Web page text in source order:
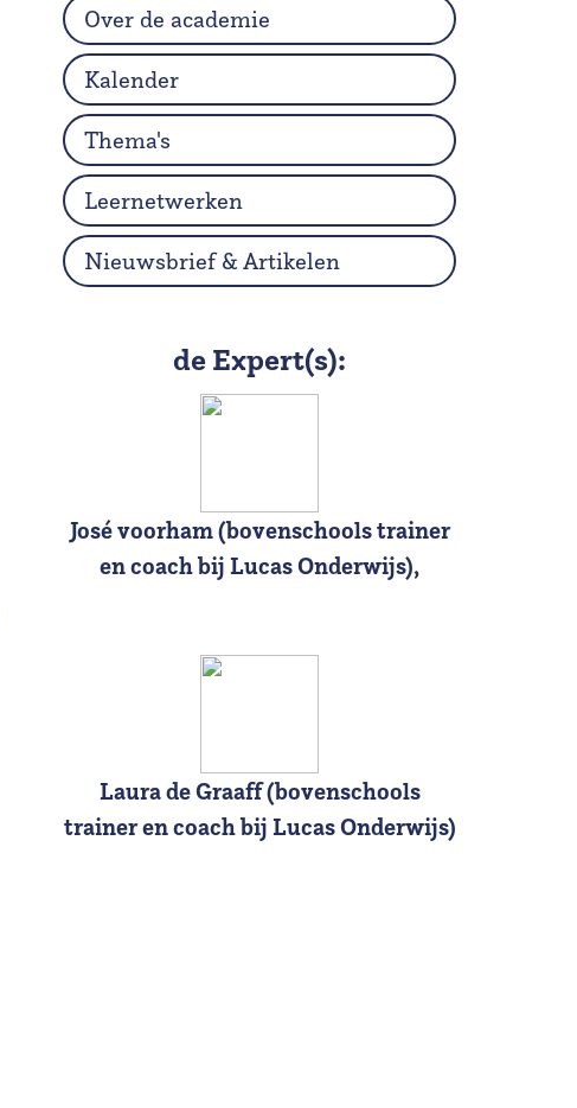
Over de academie
Kalender
Thema's
Leernetwerken
Nieuwsbrief & Artikelen
de Expert(s):
José voorham (bovenschools trainer
en coach bij Lucas Onderwijs),
Laura de Graaff (bovenschools
trainer en coach bij Lucas Onderwijs)